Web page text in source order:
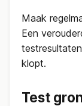
Maak
Een
klopt.
Test